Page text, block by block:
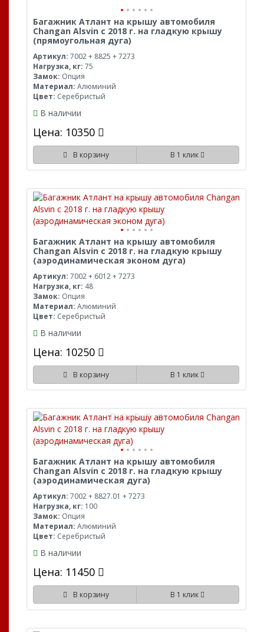
Багажник Атлант на крышу автомобиля
Changan Alsvin с 2018 г. на гладкую крышу
(прямоугольная дуга)
Артикул: 7002 + 8825 + 7273
Нагрузка, кг: 75
Замок: Опция
Материал: Алюминий
Цвет: Серебристый
В наличии
Цена: 10350
В корзину В 1 клик
Багажник Атлант на крышу автомобиля
Changan Alsvin с 2018 г. на гладкую крышу
(аэродинамическая эконом дуга)
Артикул: 7002 + 6012 + 7273
Нагрузка, кг: 48
Замок: Опция
Материал: Алюминий
Цвет: Серебристый
В наличии
Цена: 10250
В корзину В 1 клик
Багажник Атлант на крышу автомобиля
Changan Alsvin с 2018 г. на гладкую крышу
(аэродинамическая дуга)
Артикул: 7002 + 8827.01 + 7273
Нагрузка, кг: 100
Замок: Опция
Материал: Алюминий
Цвет: Серебристый
В наличии
Цена: 11450
В корзину В 1 клик